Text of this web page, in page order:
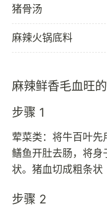
猪骨汤
麻辣火锅底料
麻辣鲜香毛血旺
步骤 1
荤菜类：将牛百叶先
鳝鱼开肚去肠，将身
状。猪血切成粗条状
步骤 2